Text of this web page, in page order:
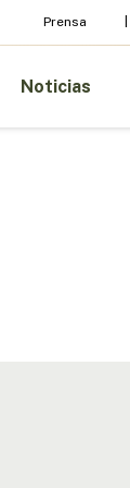
Prensa
Noticias